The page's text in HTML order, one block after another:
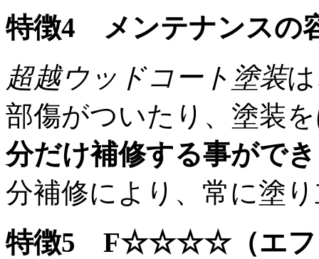
特徴4 メンテナンスの
超越ウッドコート塗装
部傷がついたり、塗装
分だけ補修する事がで
分補修により、常に塗
特徴5 F☆☆☆☆（エフ